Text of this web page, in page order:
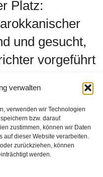
verwalten
verwenden wir Technologien
bzw. darauf
zustimmen, können wir Daten
auf dieser Website verarbeiten.
zurückziehen, können
werden.
Platz:
und gesucht,
vorgeführt
gestern Abend einen
Platz auffliegen. Nicht…